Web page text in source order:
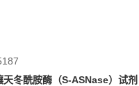
天冬酰胺酶（S-ASNase）试剂